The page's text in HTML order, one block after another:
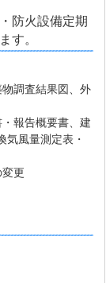
防火設備定期
す。
調査結果図、外
報告概要書、建
気風量測定表・
更